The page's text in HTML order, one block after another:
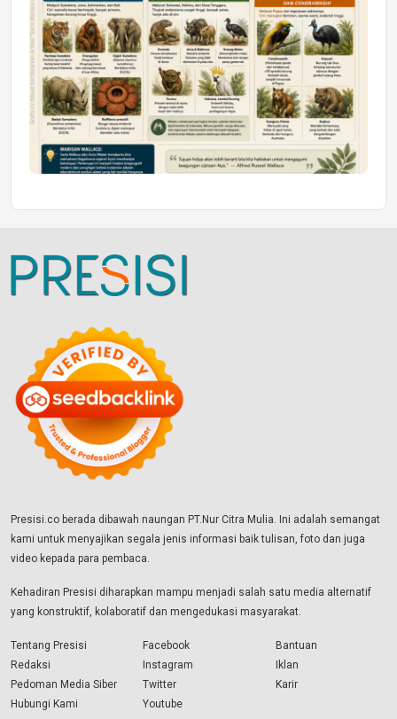
Presisi.co berada dibawah naungan PT.Nur Citra Mulia. Ini adalah semangat
kami untuk menyajikan segala jenis informasi baik tulisan, foto dan juga
video kepada para pembaca.
Kehadiran Presisi diharapkan mampu menjadi salah satu media alternatif
yang konstruktif, kolaboratif dan mengedukasi masyarakat.
Tentang Presisi
Redaksi
Pedoman Media Siber
Hubungi Kami
Facebook
Instagram
Twitter
Youtube
Bantuan
Iklan
Karir